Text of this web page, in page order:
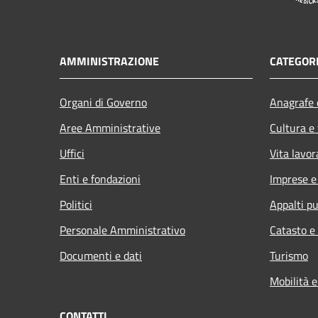
AMMINISTRAZIONE
Organi di Governo
Aree Amministrative
Uffici
Enti e fondazioni
Politici
Personale Amministrativo
Documenti e dati
Cultura
Vita
Imprese
Appalti
Catasto
Turismo
Mobilità